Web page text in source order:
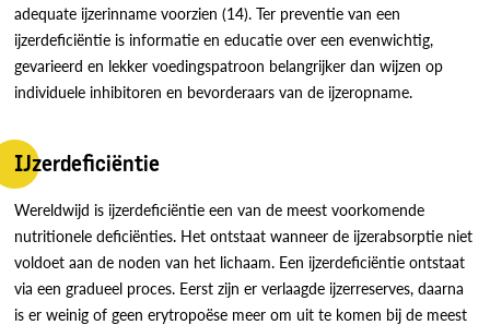
adequate ijzerinname voorzien (14). Ter preventie van een
ijzerdeficiëntie is informatie en educatie over een evenwichtig,
gevarieerd en lekker voedingspatroon belangrijker dan wijzen op
individuele inhibitoren en bevorderaars van de ijzeropname.
IJzerdeficiëntie
Wereldwijd is ijzerdeficiëntie een van de meest voorkomende
nutritionele deficiënties. Het ontstaat wanneer de ijzerabsorptie niet
voldoet aan de noden van het lichaam. Een ijzerdeficiëntie ontstaat
via een gradueel proces. Eerst zijn er verlaagde ijzerreserves, daarna
is er weinig of geen erytropoëse meer om uit te komen bij de meest